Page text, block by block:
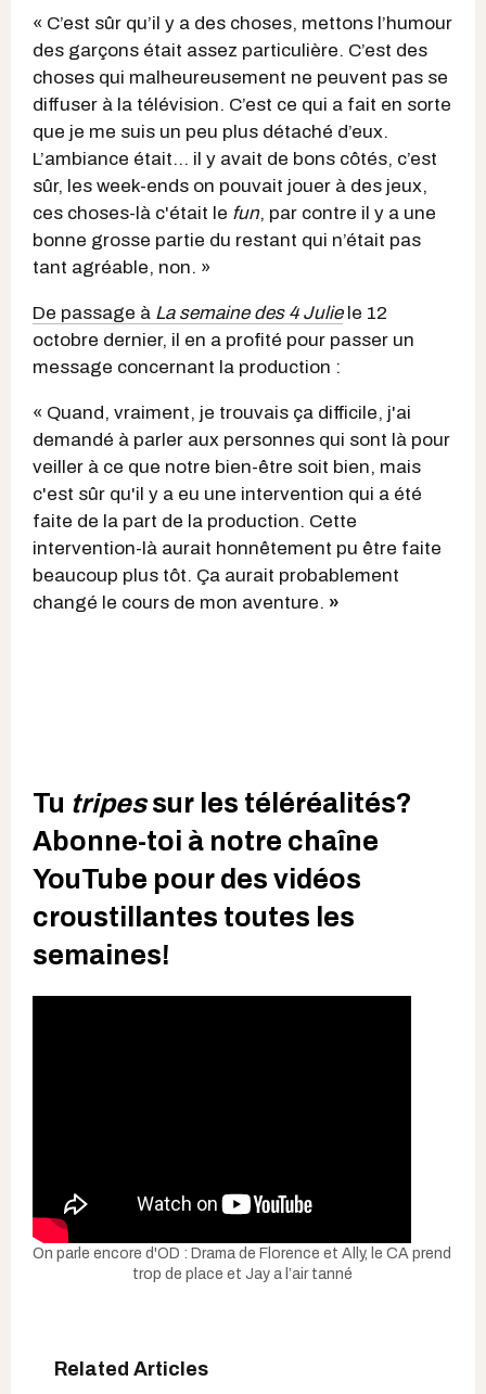
« C’est sûr qu’il y a des choses, mettons l’humour
des garçons était assez particulière. C’est des
choses qui malheureusement ne peuvent pas se
diffuser à la télévision. C’est ce qui a fait en sorte
que je me suis un peu plus détaché d’eux.
L’ambiance était… il y avait de bons côtés, c’est
sûr, les week-ends on pouvait jouer à des jeux,
ces choses-là c'était le fun, par contre il y a une
bonne grosse partie du restant qui n’était pas
tant agréable, non. »
De passage à La semaine des 4 Juliele 12
octobre dernier, il en a profité pour passer un
message concernant la production :
« Quand, vraiment, je trouvais ça difficile, j'ai
demandé à parler aux personnes qui sont là pour
veiller à ce que notre bien-être soit bien, mais
c'est sûr qu'il y a eu une intervention qui a été
faite de la part de la production. Cette
intervention-là aurait honnêtement pu être faite
beaucoup plus tôt. Ça aurait probablement
changé le cours de mon aventure. »
Tu tripessur les téléréalités?
Abonne-toi à notre chaîne
YouTube pour des vidéos
croustillantes toutes les
semaines!
On parle encore d'OD : Drama de Florence et Ally, le CA prend
trop de place et Jay a l’air tanné